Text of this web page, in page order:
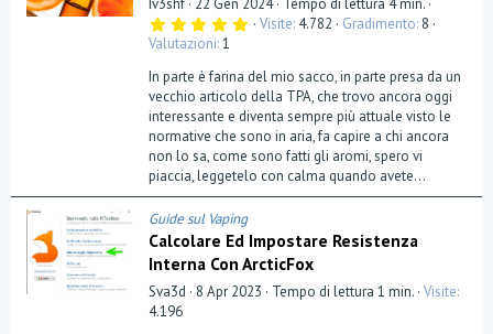
Iv3shf 22 Gen 2024
Tempo di lettura 4 min.
5
0
s
t
e
l
l
a
(
e
)
Visite 4.782 Gradimento 8
Valutazioni 1
In parte è farina del mio sacco, in parte presa da un
vecchio articolo della TPA, che trovo ancora oggi
interessante e diventa sempre più attuale visto le
normative che sono in aria, fa capire a chi ancora
non lo sa, come sono fatti gli aromi, spero vi
piaccia, leggetelo con calma quando avete...
Guide sul Vaping
Calcolare Ed Impostare Resistenza
Interna Con ArcticFox
Sva3d 8 Apr 2023 Tempo di lettura 1 min. Visite
4.196